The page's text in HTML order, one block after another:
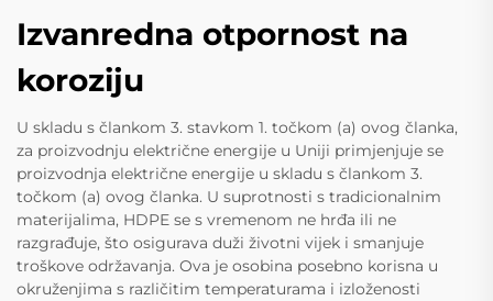
Izvanredna otpornost na
koroziju
U skladu s člankom 3. stavkom 1. točkom (a) ovog članka,
za proizvodnju električne energije u Uniji primjenjuje se
proizvodnja električne energije u skladu s člankom 3.
točkom (a) ovog članka. U suprotnosti s tradicionalnim
materijalima, HDPE se s vremenom ne hrđa ili ne
razgrađuje, što osigurava duži životni vijek i smanjuje
troškove održavanja. Ova je osobina posebno korisna u
okruženjima s različitim temperaturama i izloženosti